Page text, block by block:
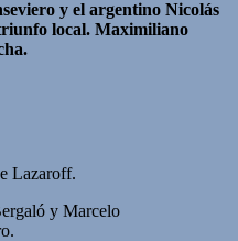
y el argentino Nicolás
local. Maximiliano
Lazaroff.
y Marcelo